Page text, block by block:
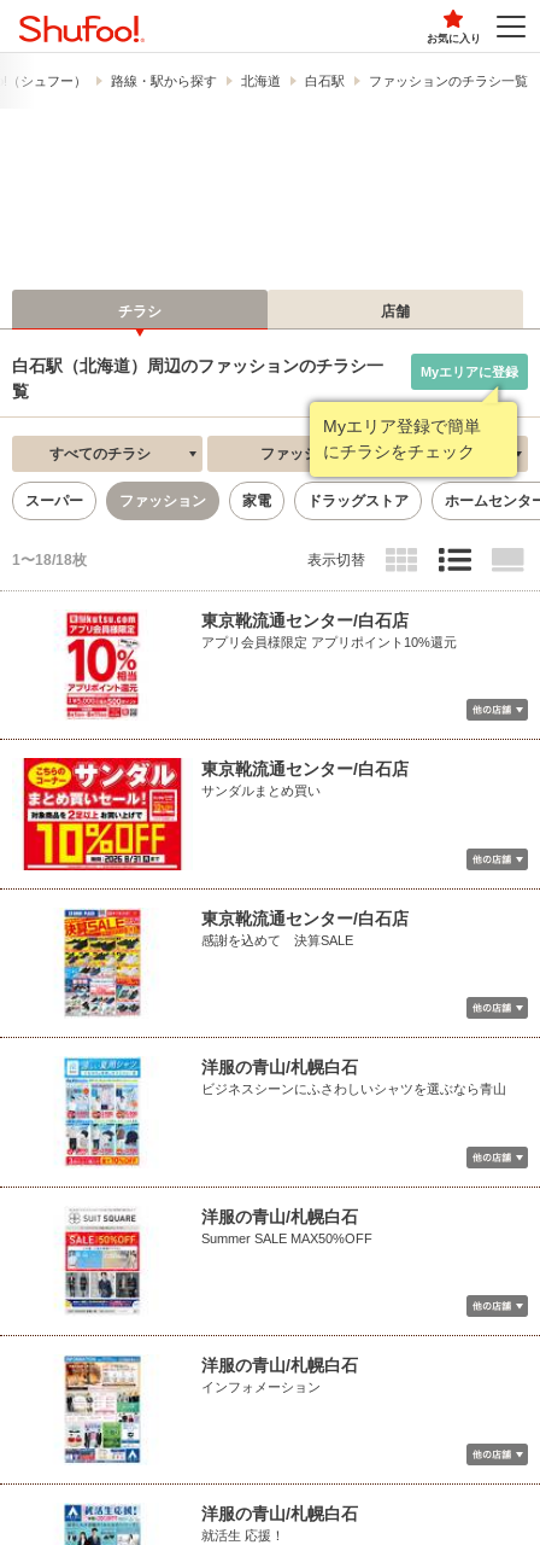
お気に入り
シュフー） 路線・駅から探す 北海道 白石駅 ファッションのチラシ一覧
チラシ 店舗
白石駅（北海道）周辺のファッションのチラシ一
覧
Myエリア登録で簡単
にチラシをチェック
Myエリアに登録
すべてのチラシ ファッション 新着順
スーパー ファッション 家電 ドラッグストア ホームセンタ
1〜18/18枚 表示切替
東京靴流通センター/白石店
アプリ会員様限定 アプリポイント10%還元
東京靴流通センター/白石店
サンダルまとめ買い
東京靴流通センター/白石店
感謝を込めて 決算SALE
洋服の青山/札幌白石
ビジネスシーンにふさわしいシャツを選ぶなら青山
洋服の青山/札幌白石
Summer SALE MAX50%OFF
洋服の青山/札幌白石
インフォメーション
洋服の青山/札幌白石
就活生 応援！